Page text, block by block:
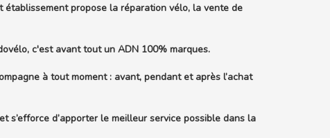
établissement propose la réparation vélo, la vente de
c'est avant tout un ADN 100% marques.
à tout moment : avant, pendant et après l’achat
s’efforce d’apporter le meilleur service possible dans la